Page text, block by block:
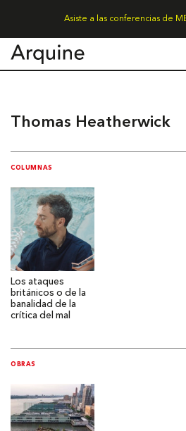
Asiste a las conferencias de
Thomas Heatherwick
COLUMNAS
Los ataques
británicos o de la
banalidad de la
crítica del mal
OBRAS